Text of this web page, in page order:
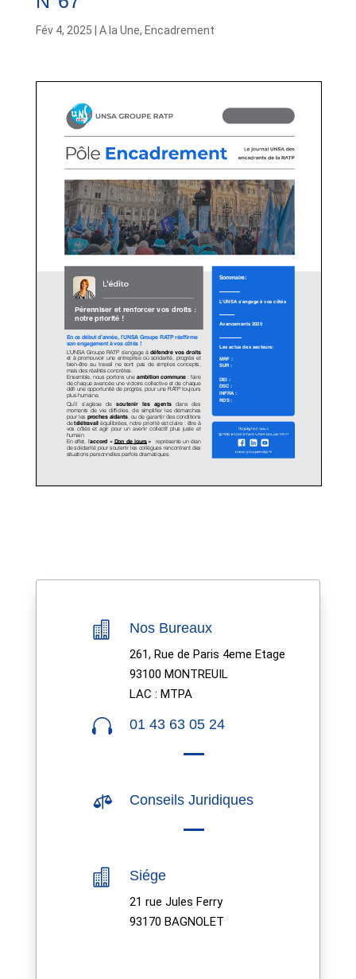
Fév 4, 2025 A la Une, Encadrement
 Nos Bureaux
261, Rue de Paris 4eme Etage
93100 MONTREUIL
LAC : MTPA
 01 43 63 05 24
 Conseils Juridiques
 Siége
21 rue Jules Ferry
93170 BAGNOLET